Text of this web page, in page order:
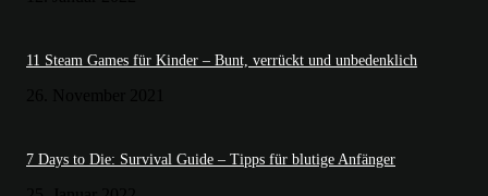
11 Steam Games für Kinder – Bunt, verrückt und unbedenklich
7 Days to Die: Survival Guide – Tipps für blutige Anfänger